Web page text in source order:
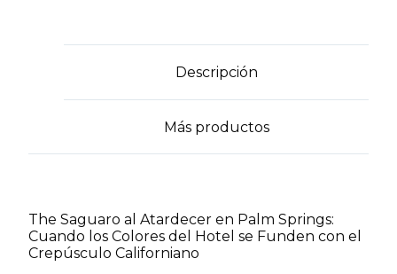
Edición
Descripción
Más productos
The Saguaro al Atardecer en Palm Springs:
Cuando los Colores del Hotel se Funden con el
Crepúsculo Californiano